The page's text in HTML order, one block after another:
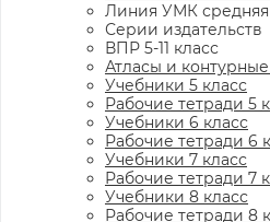
Линия УМК
Серии издательств
ВПР 5-11 класс
Атласы и
Учебники 5 класс
Рабочие тетради 5
Учебники 6 класс
Рабочие тетради 6
Учебники 7 класс
Рабочие тетради 7
Учебники 8 класс
Рабочие тетради 8